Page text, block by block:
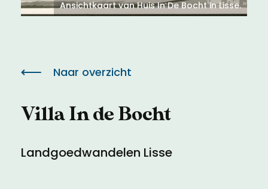
Villa In de Bocht
Landgoedwandelen Lisse
Naar overzicht
Ansichtkaart van Huis In De Bocht in Lisse.